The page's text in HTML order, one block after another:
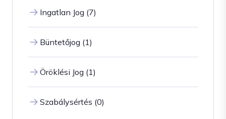
Ingatlan Jog (7)
Büntetőjog (1)
Öröklési Jog (1)
Szabálysértés (0)